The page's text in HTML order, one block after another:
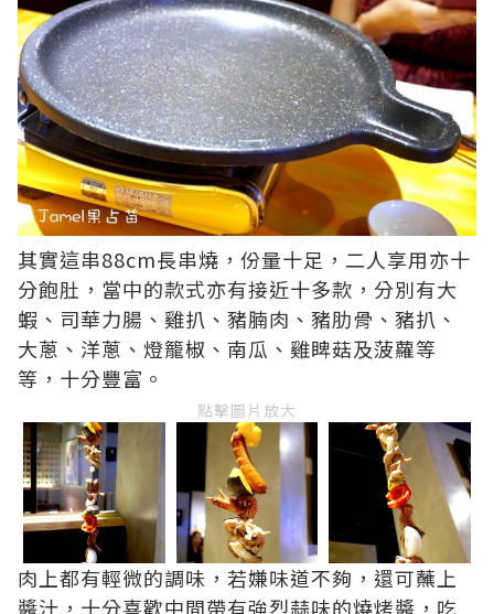
其實這串88cm長串燒，份量十足，二人享用亦十
分飽肚，當中的款式亦有接近十多款，分別有大
蝦、司華力腸、雞扒、豬腩肉、豬肋骨、豬扒、
大蔥、洋蔥、燈籠椒、南瓜、雞睥菇及菠蘿等
等，十分豐富。
點擊圖片放大
肉上都有輕微的調味，若嫌味道不夠，還可蘸上
醬汁，十分喜歡中間帶有強烈蒜味的燒烤醬，吃